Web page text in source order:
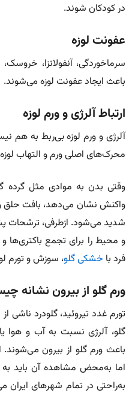
در کودکان شوند.
عفونت لوزه
سرماخوردگی، آنفولانزا،
باعث ایجاد عفونت لوزه می‌شوند.
ارتباط آلرژی و ورم لوزه
آلرژی و ورم لوزه بی‌ربط به هم
محرک‌های اصلی ورم و التهاب
وقتی بدن به موادی مثل گرده
واکنش نشان می‌دهد، بافت حلق
شدید می‌شود. ازطرفی، ترشحات
و محیط را برای تجمع باکتری‌ها
فرد با خشکی گلو، سوزش و تورم
ورم گلو از بیرون نشانه
تورم غدد تیروئید، گلودرد ناشی
گلو، آلرژی نسبت به آب و هوا
باعث ورم گلو از بیرون
اما به‌محض مشاهده آن باید به
به‌راحتی در تمام شهرهای